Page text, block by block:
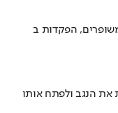
את הנגב ולפתח אותו